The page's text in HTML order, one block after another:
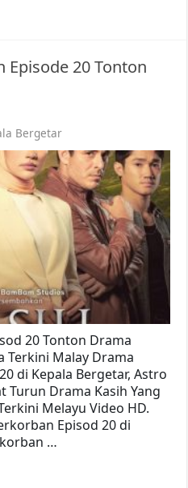
Episode 20 Tonton
Bergetar
20 Tonton Drama
Terkini Malay Drama
di Kepala Bergetar, Astro
Turun Drama Kasih Yang
Melayu Video HD.
Episod 20 di
…